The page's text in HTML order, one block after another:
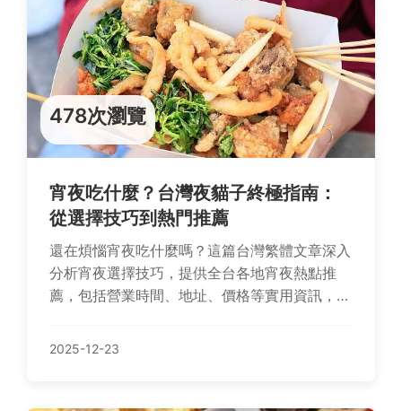
478次瀏覽
宵夜吃什麼？台灣夜貓子終極指南：
從選擇技巧到熱門推薦
還在煩惱宵夜吃什麼嗎？這篇台灣繁體文章深入
分析宵夜選擇技巧，提供全台各地宵夜熱點推
薦，包括營業時間、地址、價格等實用資訊，並
間飲食疑問。
2025-12-23